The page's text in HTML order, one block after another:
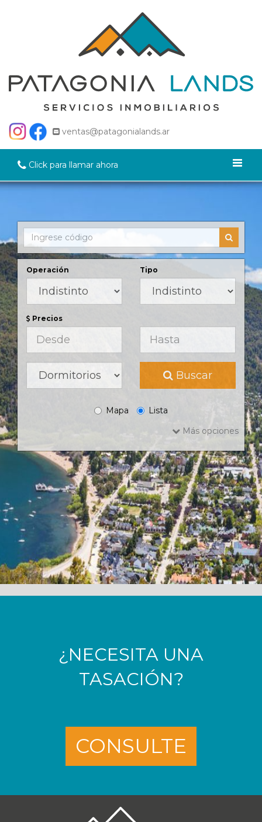
ventas@patagonialands.ar
Click para llamar ahora
Operación Tipo
Precios
Buscar
Mapa
Lista
Más opciones
¿NECESITA UNA
TASACIÓN?
CONSULTE